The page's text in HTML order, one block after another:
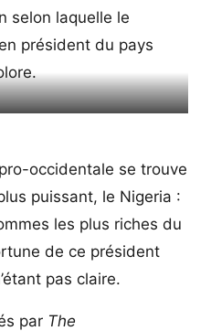
selon laquelle le
président du pays
occidentale se trouve
puissant, le Nigeria :
les plus riches du
de ce président
pas claire.
par The